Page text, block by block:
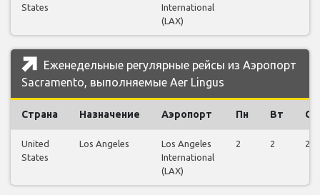
States
International
(LAX)
Еженедельные регулярные рейсы из Аэропорт
Sacramento, выполняемые Aer Lingus
Страна Назначение Аэропорт Пн Вт Ср
United
States
Los Angeles
Los Angeles
International
(LAX)
2 2 2